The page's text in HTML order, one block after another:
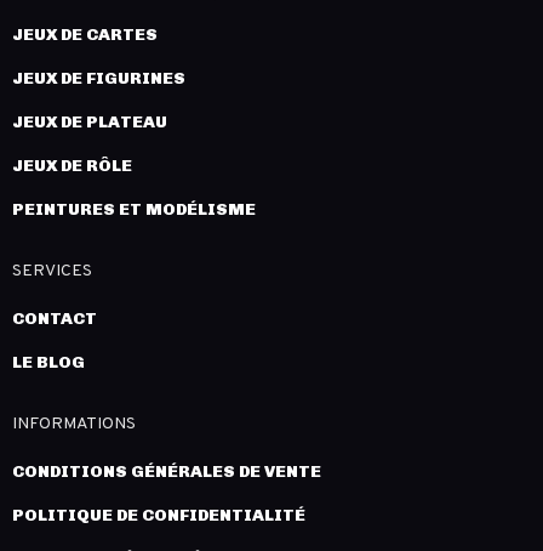
JEUX DE CARTES
JEUX DE FIGURINES
JEUX DE PLATEAU
JEUX DE RÔLE
PEINTURES ET MODÉLISME
SERVICES
CONTACT
LE BLOG
INFORMATIONS
CONDITIONS GÉNÉRALES DE VENTE
POLITIQUE DE CONFIDENTIALITÉ